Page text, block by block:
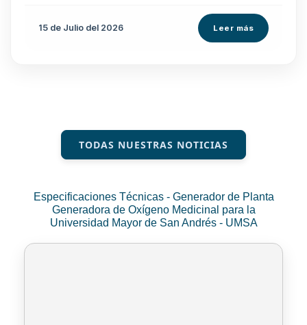
15 de Julio del 2026 Leer más
TODAS NUESTRAS NOTICIAS
Especificaciones Técnicas - Generador de Planta
Generadora de Oxígeno Medicinal para la
Universidad Mayor de San Andrés - UMSA